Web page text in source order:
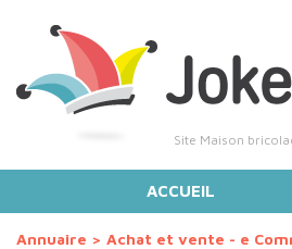
Site Maison
ACCUEIL
Annuaire > Achat et vente - e